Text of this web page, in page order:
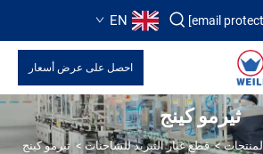
EN
احصل على عرض أسعار
ثيرمو كينج
المنتجات>قطع غيار التبريد للشاحنات > ثيرمو كينج